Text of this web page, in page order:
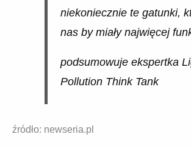
niekoniecznie te gatunki,
nas by miały najwięcej
podsumowuje ekspertka
Pollution Think Tank
źródło: newseria.pl